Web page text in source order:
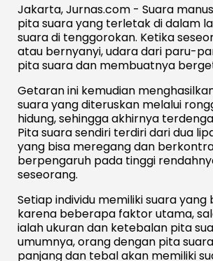
Jakarta, Jurnas.com - Suara
pita suara yang terletak di dalam
suara di tenggorokan. Ketika
atau bernyanyi, udara dari paru-
pita suara dan membuatnya
Getaran ini kemudian
suara yang diteruskan melalui
hidung, sehingga akhirnya
Pita suara sendiri terdiri dari dua
yang bisa meregang dan
berpengaruh pada tinggi
seseorang.
Setiap individu memiliki suara
karena beberapa faktor utama,
ialah ukuran dan ketebalan pita
umumnya, orang dengan pita
panjang dan tebal akan memiliki